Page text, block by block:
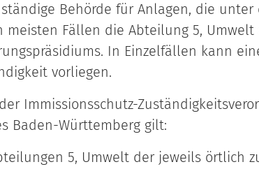
Behörde für Anlagen, die unter
meisten Fällen die Abteilung 5,
In Einzelfällen kann
vorliegen.
Immissionsschutz-
Baden-Württemberg gilt:
5, Umwelt der jeweils örtlich